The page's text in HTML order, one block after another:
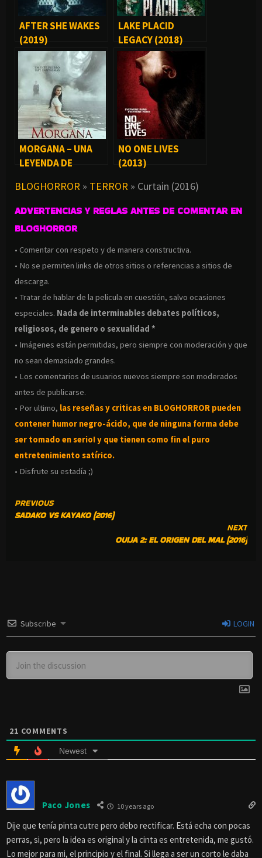
AFTER SHE WAKES
(2019)
LAKE PLACID
LEGACY (2018)
MORGANA – UNA
LEYENDA DE
NO ONE LIVES
(2013)
BLOGHORROR » TERROR » Curtain (2016)
ADVERTENCIAS Y REGLAS ANTES DE COMENTAR EN
BLOGHORROR
• Comentar con respeto y de manera constructiva.
• No se permiten links de otros sitios o referencias a sitios de
descarga.
• Tratar de hablar de la pelicula en cuestión, salvo ocasiones
especiales. Nada de interminables debates políticos,
religiosos, de genero o sexualidad *
• Imágenes están permitidas, pero siempre con moderación y que
no sean demasiado grandes.
• Los comentarios de usuarios nuevos siempre son moderados
antes de publicarse.
• Por ultimo, las reseñas y criticas en BLOGHORROR pueden
contener humor negro-ácido, que de ninguna forma debe
ser tomado en serio! y que tienen como fin el puro
entretenimiento satírico.
• Disfrute su estadía ;)
CONTINUE
READING
PREVIOUS
SADAKO VS KAYAKO (2016)
NEXT
OUIJA 2: EL ORIGEN DEL MAL (2016)
Subscribe LOGIN
21 COMMENTS
Newest
Paco Jones 10 years ago
Dije que tenía pinta cutre pero debo rectificar. Está echa con pocas
perras, si, pero la idea es original y la cinta es entretenida, me gustó.
Lo mejor para mi, el principio y el final. Si llega a ser un corto le daba